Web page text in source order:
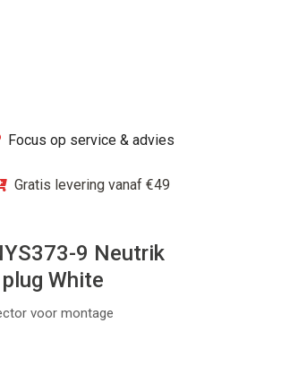
Focus op service & advies
Gratis levering vanaf €49
9 Neutrik
White
voor montage